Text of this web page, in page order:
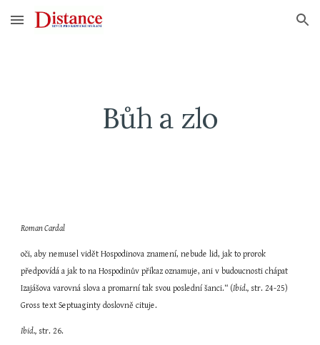
Skip to main content Skip to navigation
Bůh a zlo
Roman Cardal
oči, aby nemusel vidět Hospodinova znamení, nebude lid, jak to prorok
předpovídá a jak to na Hospodinův příkaz oznamuje, ani v budoucnosti chápat
Izajášova varovná slova a promarní tak svou poslední šanci.“ (Ibid., str. 24-25)
Gross text Septuaginty doslovně cituje.
Ibid., str. 26.